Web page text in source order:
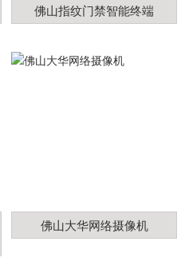
佛山指纹门禁智能终端
佛山大华网络摄像机